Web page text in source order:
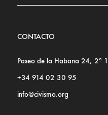
CONTACTO
Paseo de la Habana 24, 2º
+34 914 02 30 95
info@civismo.org